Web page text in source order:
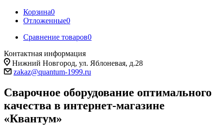
Корзина0
Отложенные0
Сравнение товаров0
Контактная информация
Нижний Новгород, ул. Яблоневая, д.28
zakaz@quantum-1999.ru
Сварочное оборудование оптимального
качества в интернет-магазине
«Квантум»